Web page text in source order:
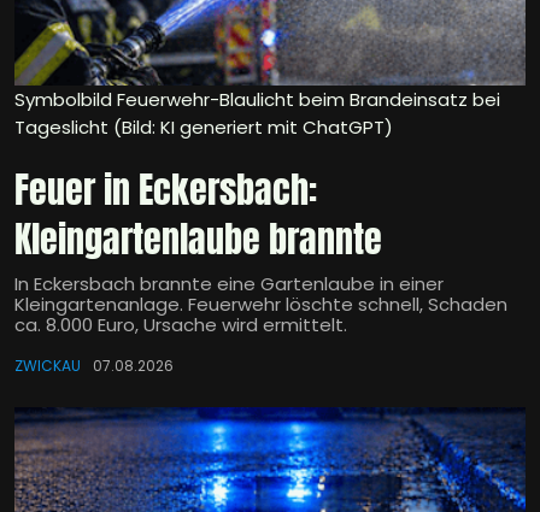
Symbolbild Feuerwehr-Blaulicht beim Brandeinsatz bei
Tageslicht (Bild: KI generiert mit ChatGPT)
Feuer in Eckersbach:
Kleingartenlaube brannte
In Eckersbach brannte eine Gartenlaube in einer
Kleingartenanlage. Feuerwehr löschte schnell, Schaden
ca. 8.000 Euro, Ursache wird ermittelt.
ZWICKAU 07.08.2026